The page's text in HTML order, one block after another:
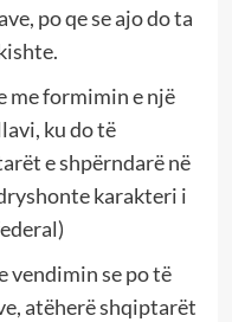
po qe se ajo do ta
me formimin e një
ku do të
e shpërndarë në
karakteri i
vendimin se po të
atëherë shqiptarët